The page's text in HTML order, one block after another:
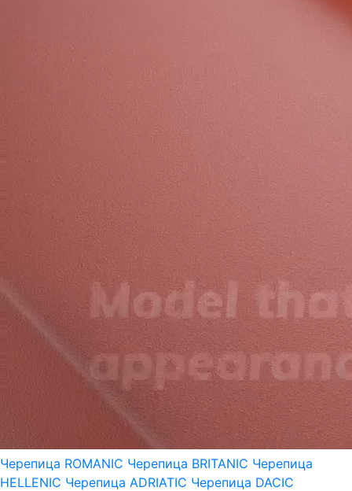
Черепица ROMANIC Черепица BRITANIC Черепица
HELLENIC Черепица ADRIATIC Черепица DACIC